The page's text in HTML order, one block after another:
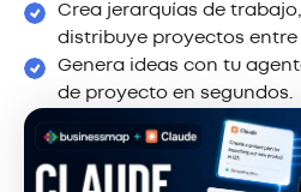
Crea jerarquías de trabajo,
distribuye proyectos entre
Genera ideas con tu
de proyecto en segundos.